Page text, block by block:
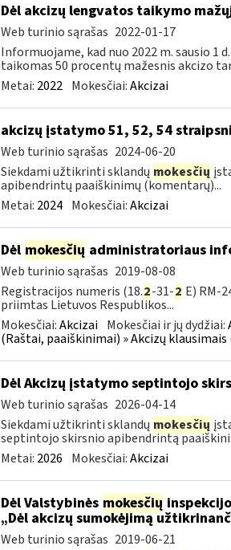
Dėl akcizų lengvatos taikymo
Web turinio sąrašas 2022-01-17
Informuojame, kad nuo 2022 m. sausio
taikomas 50 procentų mažesnis akcizo
Metai: 2022 Mokesčiai:Akcizai
akcizų įstatymo 51, 52, 54
Web turinio sąrašas 2024-06-20
Siekdami užtikrinti sklandų mokesčių
apibendrintų paaiškinimų (komentarų)...
Metai: 2024 Mokesčiai:Akcizai
Dėl mokesčių administratoriaus
Web turinio sąrašas 2019-08-08
Registracijos numeris (18.2-31-2 E) RM-
priimtas Lietuvos Respublikos...
Mokesčiai:Akcizai Mokesčiai ir jų dydžiai:
(Raštai, paaiškinimai) » Akcizų
Dėl Akcizų įstatymo septintojo
Web turinio sąrašas 2026-04-14
Siekdami užtikrinti sklandų mokesčių
septintojo skirsnio apibendrintą
Metai: 2026 Mokesčiai:Akcizai
Dėl Valstybinės mokesčių
„Dėl akcizų sumokėjimą
Web turinio sąrašas 2019-06-21